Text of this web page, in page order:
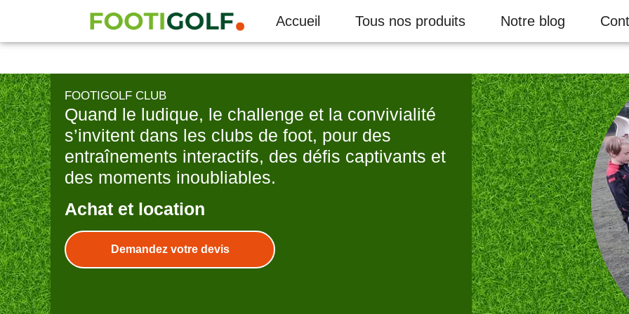
contenu
Accueil Tous nos produits Notre blog
FOOTIGOLF CLUB
Quand le ludique, le challenge et la convivialité
s’invitent dans les clubs de foot, pour des
entraînements interactifs, des défis captivants et
des moments inoubliables.
Achat et location
Demandez votre devis